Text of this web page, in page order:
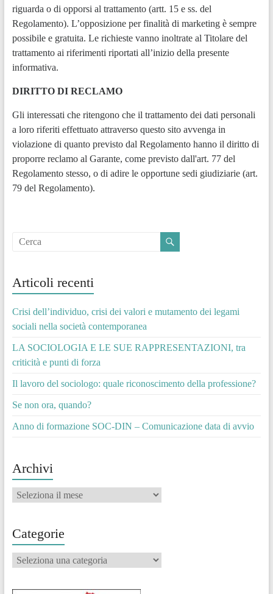
riguarda o di opporsi al trattamento (artt. 15 e ss. del
Regolamento). L’opposizione per finalità di marketing è sempre
possibile e gratuita. Le richieste vanno inoltrate al Titolare del
trattamento ai riferimenti riportati all’inizio della presente
informativa.
DIRITTO DI RECLAMO
Gli interessati che ritengono che il trattamento dei dati personali
a loro riferiti effettuato attraverso questo sito avvenga in
violazione di quanto previsto dal Regolamento hanno il diritto di
proporre reclamo al Garante, come previsto dall'art. 77 del
Regolamento stesso, o di adire le opportune sedi giudiziarie (art.
79 del Regolamento).
Articoli recenti
Crisi dell’individuo, crisi dei valori e mutamento dei legami
sociali nella società contemporanea
LA SOCIOLOGIA E LE SUE RAPPRESENTAZIONI, tra
criticità e punti di forza
Il lavoro del sociologo: quale riconoscimento della professione?
Se non ora, quando?
Anno di formazione SOC-DIN – Comunicazione data di avvio
Archivi
Archivi
Categorie
Categorie